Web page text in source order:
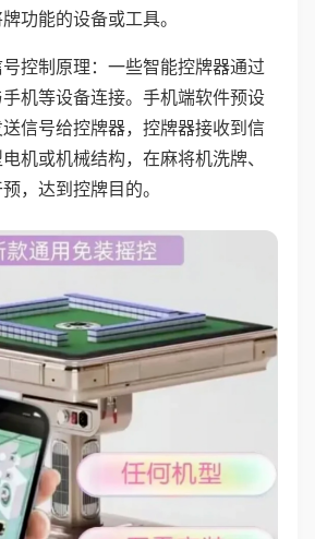
功能的设备或工具。
控制原理：一些智能控牌器通过
机等设备连接。手机端软件预设
信号给控牌器，控牌器接收到信
机或机械结构，在麻将机洗牌、
，达到控牌目的。